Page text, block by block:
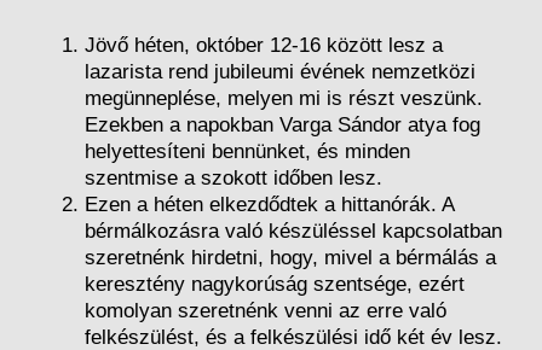
Jövő héten, október 12-16 között lesz a
lazarista rend jubileumi évének nemzetközi
megünneplése, melyen mi is részt veszünk.
Ezekben a napokban Varga Sándor atya fog
helyettesíteni bennünket, és minden
szentmise a szokott időben lesz.
Ezen a héten elkezdődtek a hittanórák. A
bérmálkozásra való készüléssel kapcsolatban
szeretnénk hirdetni, hogy, mivel a bérmálás a
keresztény nagykorúság szentsége, ezért
komolyan szeretnénk venni az erre való
felkészülést, és a felkészülési idő két év lesz.